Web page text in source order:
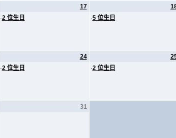
17
·2 位生日
·5 位生日
24
·2 位生日
·2 位生日
31